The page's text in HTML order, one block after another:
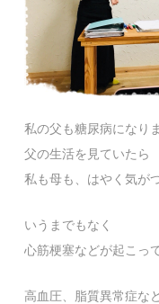
私の父も糖尿病になり
父の生活を見ていたら
私も母も、はやく気が
いうまでもなく
心筋梗塞などが起こっ
高血圧、脂質異常症な